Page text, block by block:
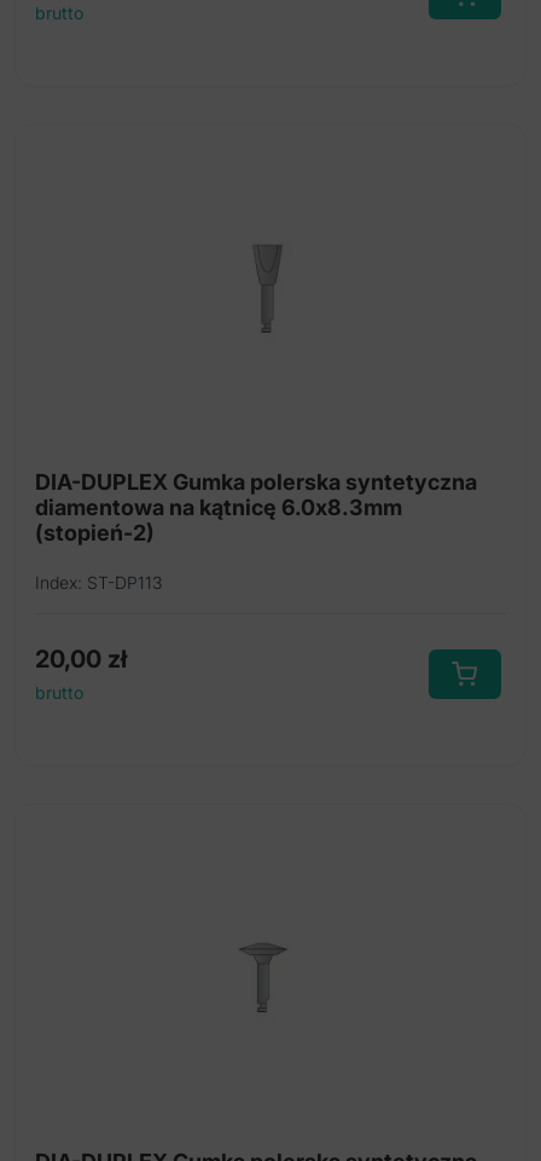
brutto
DIA-DUPLEX Gumka polerska syntetyczna
diamentowa na kątnicę 6.0x8.3mm
(stopień-2)
Index: ST-DP113
20,00 zł
brutto